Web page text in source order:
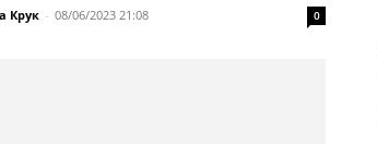
Крук - 08/06/2023 21:08 0